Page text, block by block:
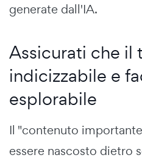
generate dall'IA.
Assicurati che il
indicizzabile e
esplorabile
Il "contenuto
essere nascosto dietro